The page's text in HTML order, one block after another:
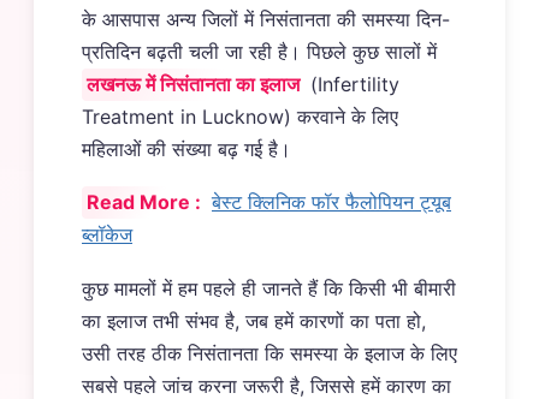
के आसपास अन्य जिलों में निसंतानता की समस्या दिन-
प्रतिदिन बढ़ती चली जा रही है। पिछले कुछ सालों में
लखनऊ में निसंतानता का इलाज (Infertility
Treatment in Lucknow) करवाने के लिए
महिलाओं की संख्या बढ़ गई है।
Read More : बेस्ट क्लिनिक फॉर फैलोपियन ट्यूब
ब्लॉकेज
कुछ मामलों में हम पहले ही जानते हैं कि किसी भी बीमारी
का इलाज तभी संभव है, जब हमें कारणों का पता हो,
उसी तरह ठीक निसंतानता कि समस्या के इलाज के लिए
सबसे पहले जांच करना जरूरी है, जिससे हमें कारण का